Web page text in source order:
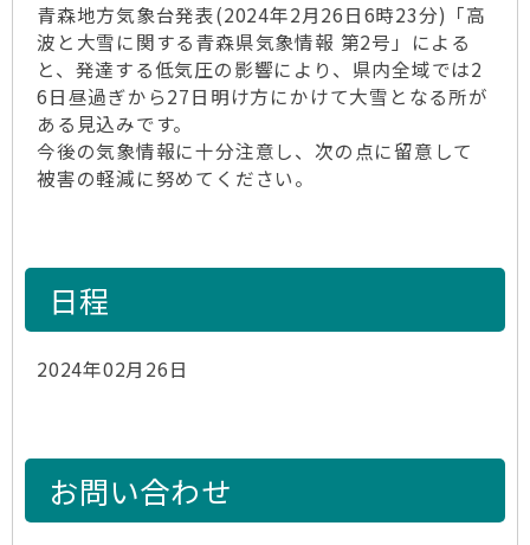
青森地方気象台発表(2024年2月26日6時23分)「高
波と大雪に関する青森県気象情報 第2号」による
と、発達する低気圧の影響により、県内全域では2
6日昼過ぎから27日明け方にかけて大雪となる所が
ある見込みです。
今後の気象情報に十分注意し、次の点に留意して
被害の軽減に努めてください。
日程
2024年02月26日
お問い合わせ